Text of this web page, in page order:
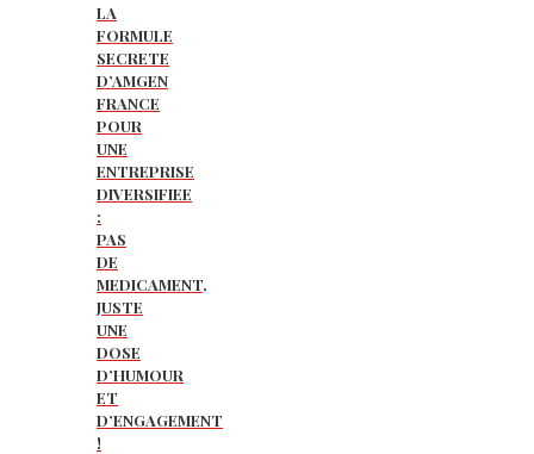
LA
FORMULE
SECRETE
D’AMGEN
FRANCE
POUR
UNE
ENTREPRISE
DIVERSIFIEE
:
PAS
DE
MEDICAMENT,
JUSTE
UNE
DOSE
D’HUMOUR
ET
D’ENGAGEMENT
!